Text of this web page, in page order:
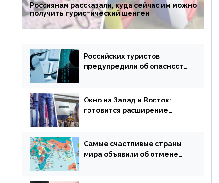
Россиянам рассказали, куда сейчас им можно
получить туристический шенген
Российских туристов
предупредили об опасности
Окно на Запад и Восток:
готовится расширение
Самые счастливые страны
мира объявили об отмене